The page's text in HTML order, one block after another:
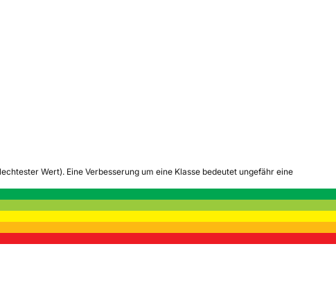
Wert). Eine Verbesserung um eine Klasse bedeutet ungefähr eine